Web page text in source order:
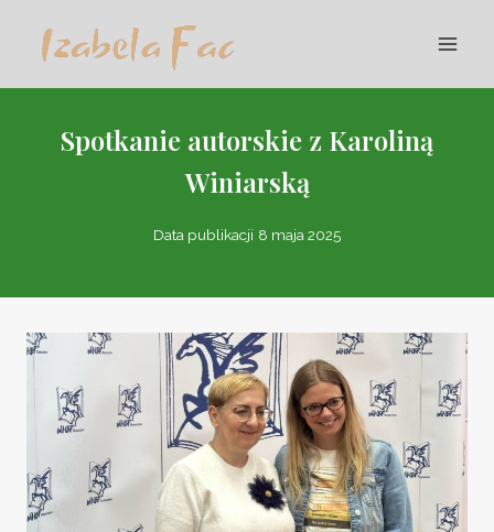
Spotkanie autorskie z Karoliną
Winiarską
Data publikacji 8 maja 2025